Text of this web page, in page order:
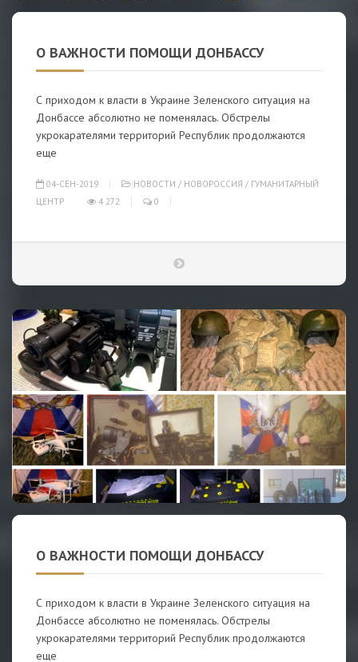
О ВАЖНОСТИ ПОМОЩИ ДОНБАССУ
С приходом к власти в Украине Зеленского ситуация на
Донбассе абсолютно не поменялась. Обстрелы
укрокарателями территорий Республик продолжаются
еще
04-СЕН-2019 НОВОСТИ / НОВОРОССИЯ / ГУМАНИТАРНЫЙ
ЦЕНТР
4 272 0
О ВАЖНОСТИ ПОМОЩИ ДОНБАССУ
С приходом к власти в Украине Зеленского ситуация на
Донбассе абсолютно не поменялась. Обстрелы
укрокарателями территорий Республик продолжаются
еще